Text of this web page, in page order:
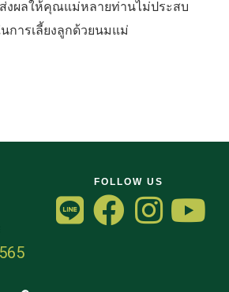
ผลให้คุณแม่หลายท่านไม่ประสบ
การเลี้ยงลูกด้วยนมแม่
FOLLOW US